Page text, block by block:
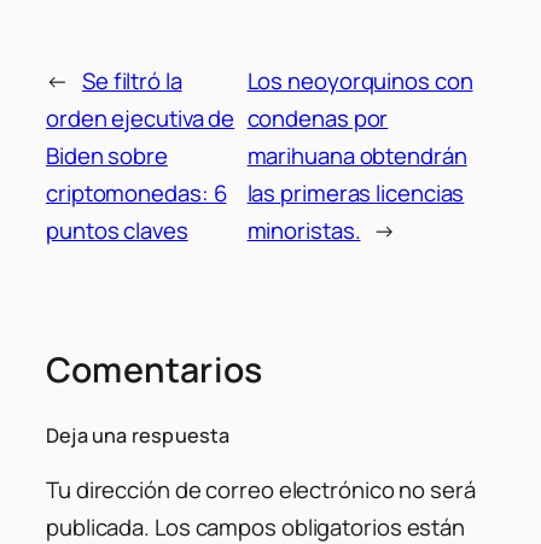
← Se filtró la
orden ejecutiva de
Biden sobre
criptomonedas: 6
puntos claves
Los neoyorquinos con
condenas por
marihuana obtendrán
las primeras licencias
minoristas. →
Comentarios
Deja una respuesta
Tu dirección de correo electrónico no será
publicada. Los campos obligatorios están